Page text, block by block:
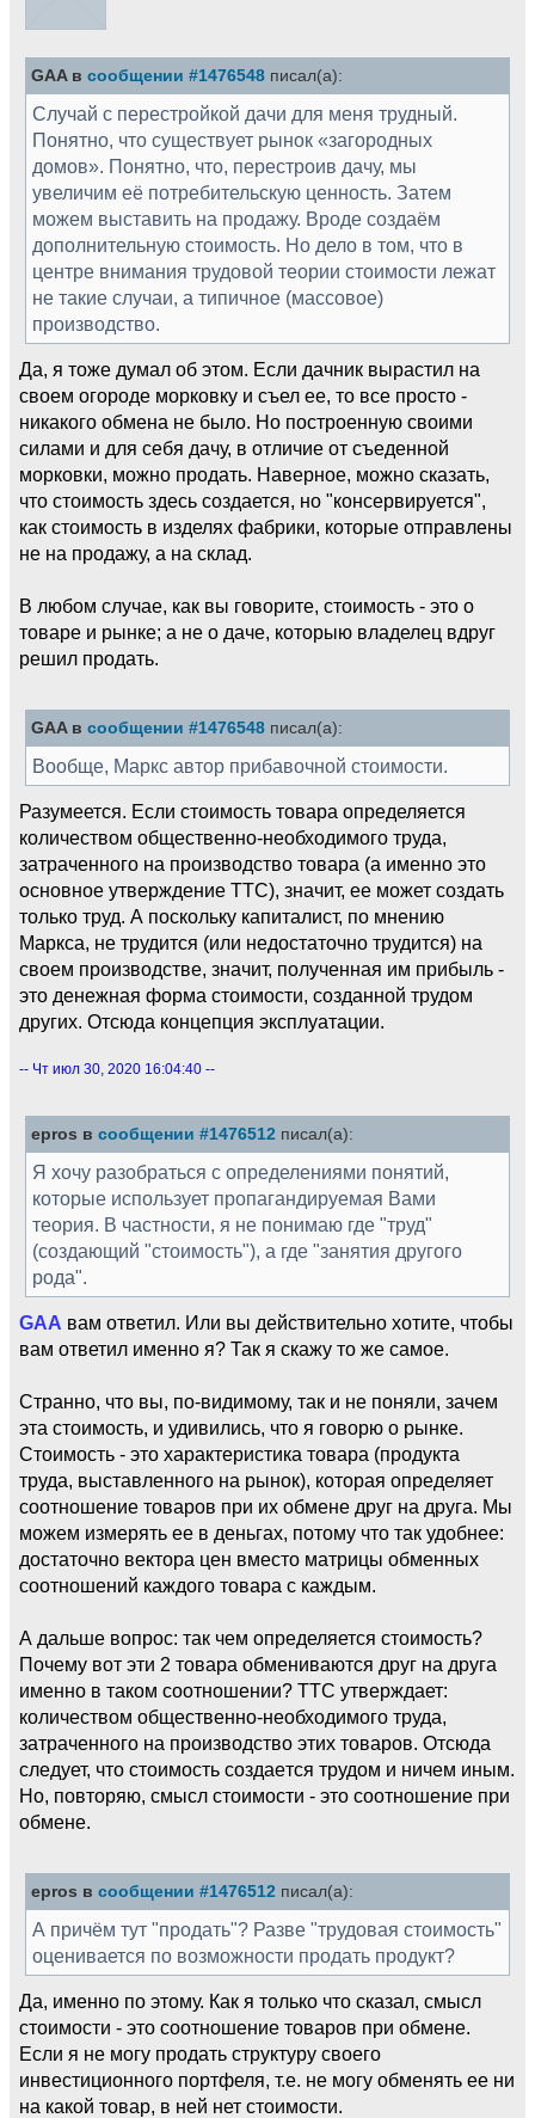
GAA в сообщении #1476548 писал(а):
Случай с перестройкой дачи для меня трудный.
Понятно, что существует рынок «загородных
домов». Понятно, что, перестроив дачу, мы
увеличим её потребительскую ценность. Затем
можем выставить на продажу. Вроде создаём
дополнительную стоимость. Но дело в том, что в
центре внимания трудовой теории стоимости лежат
не такие случаи, а типичное (массовое)
производство.
Да, я тоже думал об этом. Если дачник вырастил на
своем огороде морковку и съел ее, то все просто -
никакого обмена не было. Но построенную своими
силами и для себя дачу, в отличие от съеденной
морковки, можно продать. Наверное, можно сказать,
что стоимость здесь создается, но "консервируется",
как стоимость в изделях фабрики, которые отправлены
не на продажу, а на склад.
В любом случае, как вы говорите, стоимость - это о
товаре и рынке; а не о даче, которыю владелец вдруг
решил продать.
GAA в сообщении #1476548 писал(а):
Вообще, Маркс автор прибавочной стоимости.
Разумеется. Если стоимость товара определяется
количеством общественно-необходимого труда,
затраченного на производство товара (а именно это
основное утверждение ТТС), значит, ее может создать
только труд. А поскольку капиталист, по мнению
Маркса, не трудится (или недостаточно трудится) на
своем производстве, значит, полученная им прибыль -
это денежная форма стоимости, созданной трудом
других. Отсюда концепция эксплуатации.
-- Чт июл 30, 2020 16:04:40 --
epros в сообщении #1476512 писал(а):
Я хочу разобраться с определениями понятий,
которые использует пропагандируемая Вами
теория. В частности, я не понимаю где "труд"
(создающий "стоимость"), а где "занятия другого
рода".
GAA вам ответил. Или вы действительно хотите, чтобы
вам ответил именно я? Так я скажу то же самое.
Странно, что вы, по-видимому, так и не поняли, зачем
эта стоимость, и удивились, что я говорю о рынке.
Стоимость - это характеристика товара (продукта
труда, выставленного на рынок), которая определяет
соотношение товаров при их обмене друг на друга. Мы
можем измерять ее в деньгах, потому что так удобнее:
достаточно вектора цен вместо матрицы обменных
соотношений каждого товара с каждым.
А дальше вопрос: так чем определяется стоимость?
Почему вот эти 2 товара обмениваются друг на друга
именно в таком соотношении? ТТС утверждает:
количеством общественно-необходимого труда,
затраченного на производство этих товаров. Отсюда
следует, что стоимость создаeтся трудом и ничем иным.
Но, повторяю, смысл стоимости - это соотношение при
обмене.
epros в сообщении #1476512 писал(а):
А причём тут "продать"? Разве "трудовая стоимость"
оценивается по возможности продать продукт?
Да, именно по этому. Как я только что сказал, смысл
стоимости - это соотношение товаров при обмене.
Если я не могу продать структуру своего
инвестиционного портфеля, т.е. не могу обменять ее ни
на какой товар, в ней нет стоимости.